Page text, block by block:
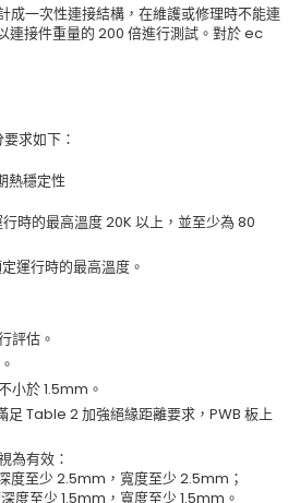
一次性連接結構，在維護或修理時不能連
連接件重量的 200 倍進行測試。對於 ec
求如下：
熱穩定性
時的最高溫度 20K 以上，並至少為 80
運行時的最高溫度。
評估。
小於 1.5mm。
Table 2 加強絕緣距離要求，PWB 板上
為有效：
度至少 2.5mm，寬度至少 2.5mm；
度至少 1.5mm，寬度至少 1.5mm。